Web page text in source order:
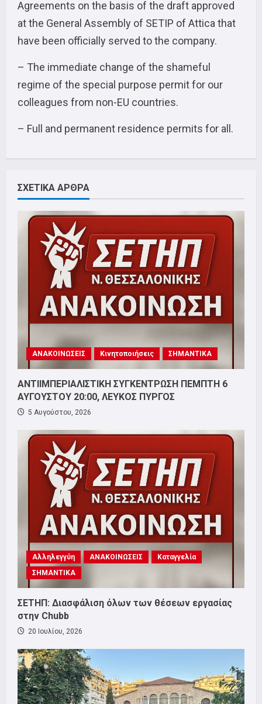
Agreements on the basis of the draft approved
at the General Assembly of SETIP of Attica that
have been officially served to the company.
– The immediate change of the shameful
regime of the special purpose permit for our
colleagues from non-EU countries.
– Full and permanent residence permits for all.
ΣΧΕΤΙΚΑ ΑΡΘΡΑ
ΑΝΑΚΟΙΝΩΣΕΙΣ Κινητοποιήσεις ΣΗΜΑΝΤΙΚΑ
ΑΝΤΙΙΜΠΕΡΙΑΛΙΣΤΙΚΗ ΣΥΓΚΕΝΤΡΩΣΗ ΠΕΜΠΤΗ 6
ΑΥΓΟΥΣΤΟΥ 20:00, ΛΕΥΚΟΣ ΠΥΡΓΟΣ
5 Αυγούστου, 2026
Αλληλεγγύη ΑΝΑΚΟΙΝΩΣΕΙΣ
Καταγγελία
ΣΗΜΑΝΤΙΚΑ
ΣΕΤΗΠ: Διασφάλιση όλων των θέσεων εργασίας
στην Chubb
20 Ιουλίου, 2026